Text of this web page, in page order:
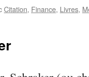
Citation, Finance, Livres,